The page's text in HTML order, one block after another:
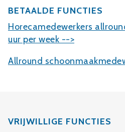
BETAALDE FUNCTIES
Horecamedewerkers
uur per week -->
Allround
VRIJWILLIGE FUNCTIES